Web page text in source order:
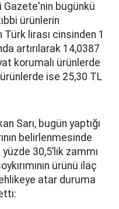
Gazete'nin bugünkü
ürünlerin
Türk lirası cinsinden 1
artırılarak 14,0387
korumalı ürünlerde
ise 25,30 TL
Sarı, bugün yaptığı
belirlenmesinde
30,5’lik zammı
ürünü ilaç
atar duruma